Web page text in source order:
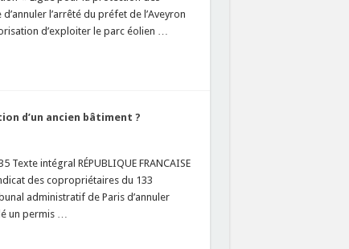
l’arrêté du préfet de l’Aveyron
d’exploiter le parc éolien …
d’un ancien bâtiment ?
intégral RÉPUBLIQUE FRANCAISE
des copropriétaires du 133
administratif de Paris d’annuler
un permis …